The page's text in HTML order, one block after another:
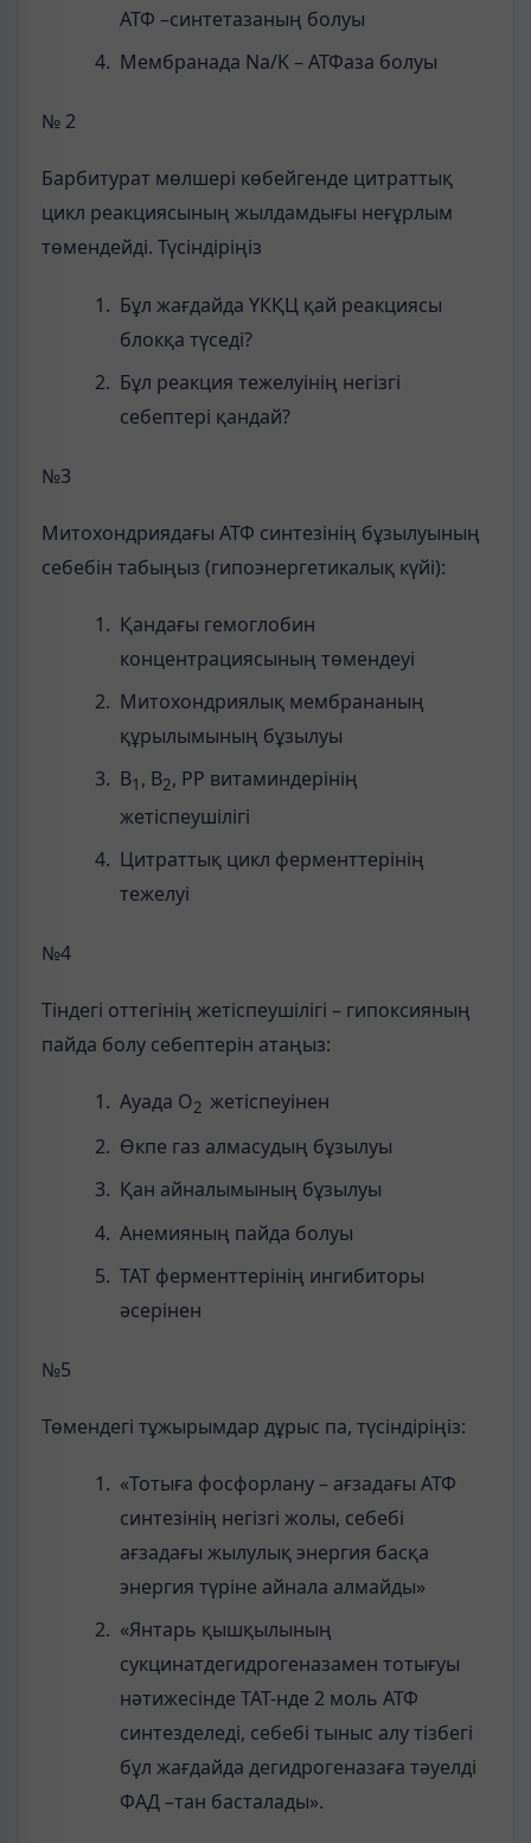
АТФ –синтетазаның болуы
Мембранада Na/K – АТФаза болуы
№ 2
Барбитурат мөлшері көбейгенде цитраттық
цикл реакциясының жылдамдығы неғұрлым
төмендейді. Түсіндіріңіз
Бұл жағдайда ҮКҚЦ қай реакциясы
блокқа түседі?
Бұл реакция тежелуінің негізгі
себептері қандай?
№3
Митохондриядағы АТФ синтезінің бұзылуының
себебін табыңыз (гипоэнергетикалық күйі):
Қандағы гемоглобин
концентрациясының төмендеуі
Митохондриялық мембрананың
құрылымының бұзылуы
В1 , В2, РР витаминдерінің
жетіспеушілігі
Цитраттық цикл ферменттерінің
тежелуі
№4
Тіндегі оттегінің жетіспеушілігі – гипоксияның
пайда болу себептерін атаңыз:
Ауада O2 жетіспеуінен
Өкпе газ алмасудың бұзылуы
Қан айналымының бұзылуы
Анемияның пайда болуы
ТАТ ферменттерінің ингибиторы
әсерінен
№5
Төмендегі тұжырымдар дұрыс па, түсіндіріңіз:
«Тотыға фосфорлану – ағзадағы АТФ
синтезінің негізгі жолы, себебі
ағзадағы жылулық энергия басқа
энергия түріне айнала алмайды»
«Янтарь қышқылының
сукцинатдегидрогеназамен тотығуы
нәтижесінде ТАТ-нде 2 моль АТФ
синтезделеді, себебі тыныс алу тізбегі
бұл жағдайда дегидрогеназаға тәуелді
ФАД –тан басталады».